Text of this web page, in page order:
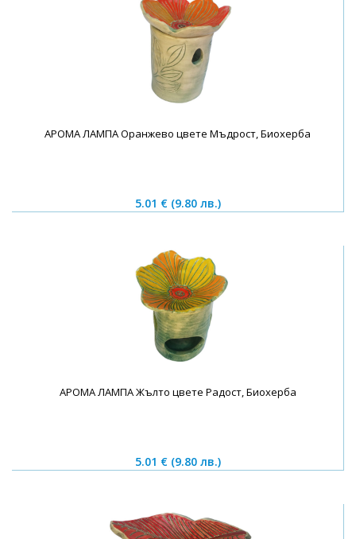
АРОМА ЛАМПА Оранжево цвете Мъдрост, Биохерба
5.01 € (9.80 лв.)
АРОМА ЛАМПА Жълто цвете Радост, Биохерба
5.01 € (9.80 лв.)